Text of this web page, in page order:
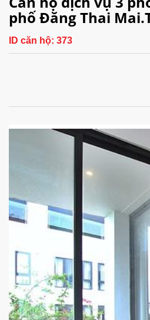
phố Đăng Thai
ID căn hộ: 373